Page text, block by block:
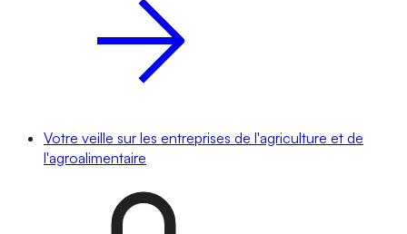
Votre veille sur les entreprises de l'agriculture et de
l'agroalimentaire